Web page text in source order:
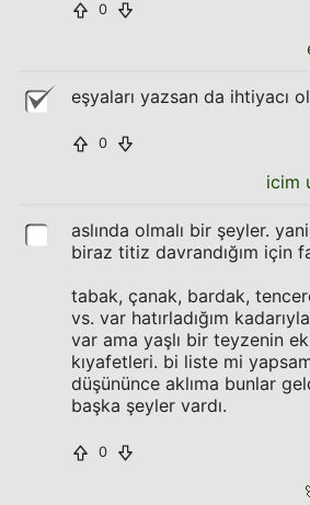
0
eşyaları yazsan da ihtiyacı
0
icim
aslında olmalı bir şeyler.
biraz titiz davrandığım için
tabak, çanak, bardak,
vs. var hatırladığım
var ama yaşlı bir teyzenin
kıyafetleri. bi liste mi
düşününce aklıma bunlar
başka şeyler vardı.
0